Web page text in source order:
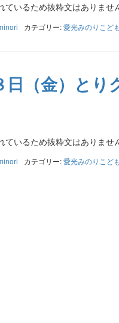
いるため抜粋文はありませ
カテゴリー:愛光みのりこど
日（金）とり
いるため抜粋文はありません
カテゴリー:愛光みのりこど